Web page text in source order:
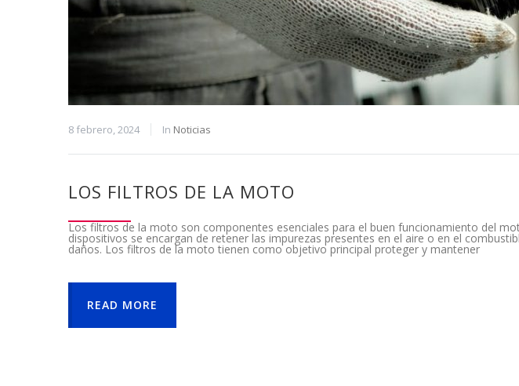
8 febrero, 2024 In Noticias
LOS FILTROS DE LA MOTO
Los filtros de la moto son componentes esenciales para el buen funcionamiento del
dispositivos se encargan de retener las impurezas presentes en el aire o en el
daños. Los filtros de la moto tienen como objetivo principal proteger y mantener
READ MORE